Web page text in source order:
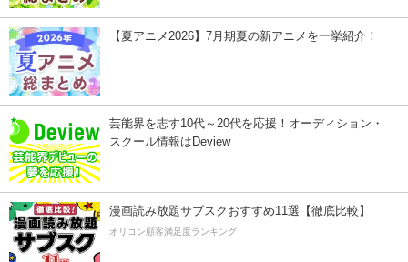
【夏アニメ2026】7月期夏の新アニメを一挙紹介！
芸能界を志す10代～20代を応援！オーディション・
スクール情報はDeview
漫画読み放題サブスクおすすめ11選【徹底比較】
オリコン顧客満足度ランキング